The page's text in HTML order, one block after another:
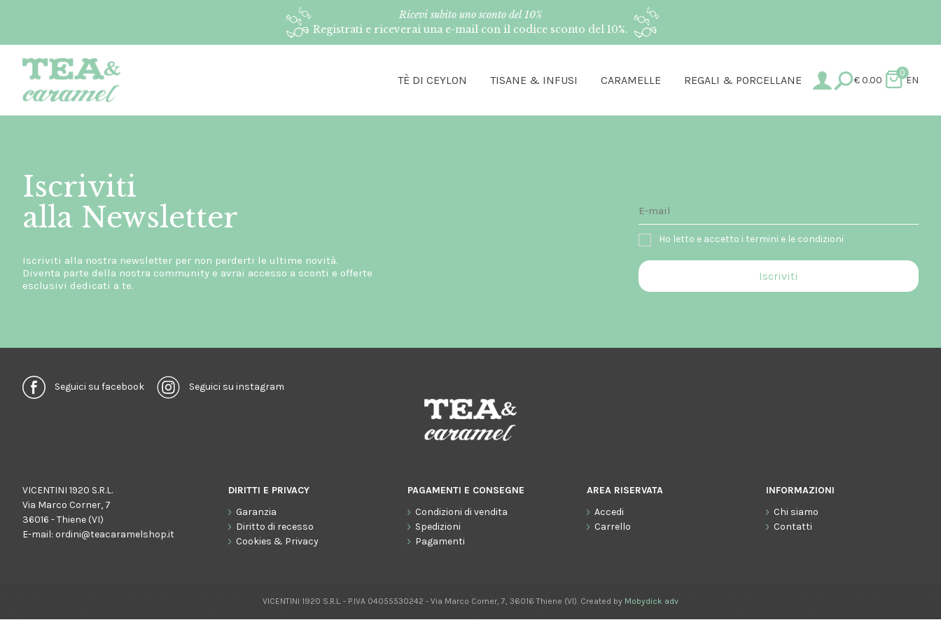
Ricevi subito uno sconto del 10%
Registrati e riceverai una e-mail con il codice sconto del 10%.
TÈ DI CEYLON TISANE & INFUSI CARAMELLE REGALI & PORCELLANE € 0.00
0
EN
Iscriviti
alla Newsletter
Iscriviti alla nostra newsletter per non perderti le ultime novità.
Diventa parte della nostra community e avrai accesso a sconti e offerte
esclusivi dedicati a te.
Ho letto e accetto i termini e le condizioni
Seguici su facebook Seguici su instagram
VICENTINI 1920 S.R.L.
Via Marco Corner, 7
36016 - Thiene (VI)
E-mail: ordini@teacaramelshop.it
DIRITTI E PRIVACY
Garanzia
Diritto di recesso
Cookies & Privacy
PAGAMENTI E CONSEGNE
Condizioni di vendita
Spedizioni
Pagamenti
AREA RISERVATA
Accedi
Carrello
INFORMAZIONI
Chi siamo
Contatti
VICENTINI 1920 S.R.L. - P.IVA 04055530242 - Via Marco Corner, 7, 36016 Thiene (VI). Created by Mobydick adv